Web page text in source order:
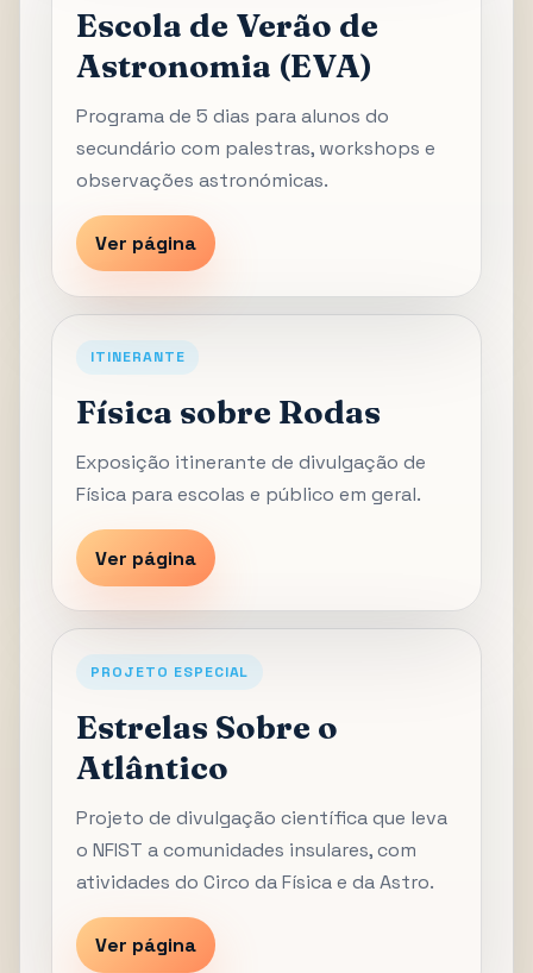
Escola de Verão de
Astronomia (EVA)
Programa de 5 dias para alunos do
secundário com palestras, workshops e
observações astronómicas.
Ver página
ITINERANTE
Física sobre Rodas
Exposição itinerante de divulgação de
Física para escolas e público em geral.
Ver página
PROJETO ESPECIAL
Estrelas Sobre o
Atlântico
Projeto de divulgação científica que leva
o NFIST a comunidades insulares, com
atividades do Circo da Física e da Astro.
Ver página